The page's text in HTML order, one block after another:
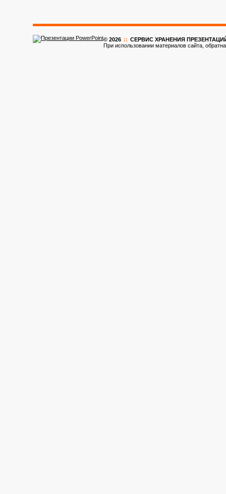
© 2026 :: CЕРВИС ХРАНЕНИЯ ПРЕЗЕНТАЦИЙ
При использовании материалов сайта,